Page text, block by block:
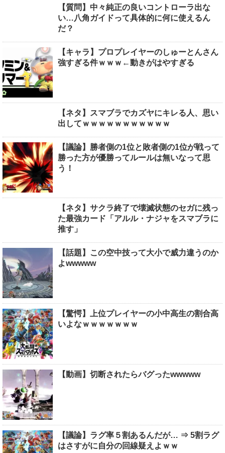
【質問】中々純正の良いコントローラ出な
い…八角ガイドって具体的に何に使えるん
だ？
【キャラ】プロプレイヤーのしゅーとんさん
強すぎる件ｗｗｗ←動きがはやすぎる
【ネタ】スマブラでカズヤにキレる人、思い
出してｗｗｗｗｗｗｗｗｗｗｗ
【議論】勝者側の1位と敗者側の1位が戦って
勝った方が優勝ってルールは無いなって思
う！
【ネタ】サクラ終了で壊滅状態のセガに残っ
た最強カード「アルル・ナジャをスマブラに
推す」
【話題】この空中技って大小で威力違うのか
よwwwww
【驚愕】上位プレイヤーの小中高生の割合高
いよなｗｗｗｗｗｗｗ
【動画】切断されたらバグったwwwww
【議論】ラグ率５割あるんだが… ⇒ 5割ラグ
はさすがに自分の回線疑えよｗｗ